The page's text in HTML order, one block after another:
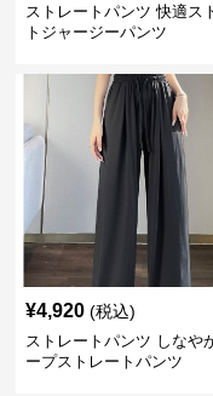
ストレートパンツ 快適ス
トジャージーパンツ
¥4,920 (税込)
ストレートパンツ しなや
ープストレートパンツ